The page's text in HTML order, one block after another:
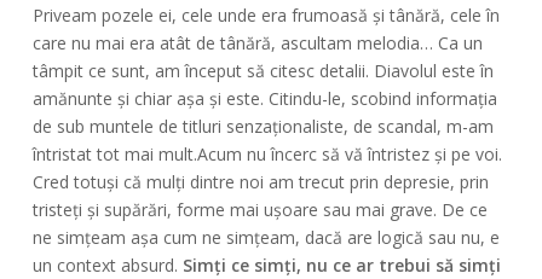
Priveam pozele ei, cele unde era frumoasă și tânără, cele în
care nu mai era atât de tânără, ascultam melodia… Ca un
tâmpit ce sunt, am început să citesc detalii. Diavolul este în
amănunte și chiar așa și este. Citindu-le, scobind informația
de sub muntele de titluri senzaționaliste, de scandal, m-am
întristat tot mai mult.Acum nu încerc să vă întristez și pe voi.
Cred totuși că mulți dintre noi am trecut prin depresie, prin
tristeți și supărări, forme mai ușoare sau mai grave. De ce
ne simțeam așa cum ne simțeam, dacă are logică sau nu, e
un context absurd. Simți ce simți, nu ce ar trebui să simți